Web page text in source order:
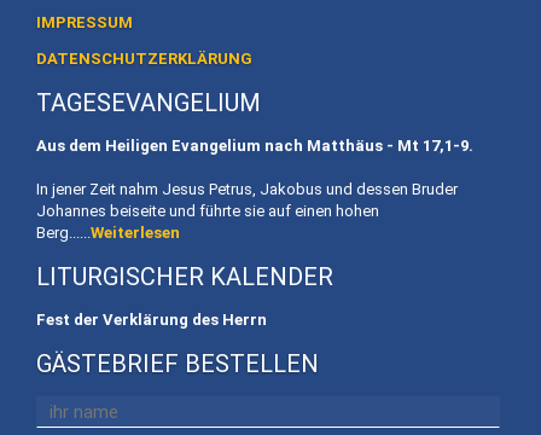
Veranstaltungen
Termine
Gottesdienste
Initiativen
willkommen
IMPRESSUM
DATENSCHUTZERKLÄRUNG
TAGESEVANGELIUM
Aus dem Heiligen Evangelium nach Matthäus - Mt 17,1-9.
In jener Zeit nahm Jesus Petrus, Jakobus und dessen Bruder
Johannes beiseite und führte sie auf einen hohen
Berg...... Weiterlesen
LITURGISCHER KALENDER
Fest der Verklärung des Herrn
GÄSTEBRIEF BESTELLEN